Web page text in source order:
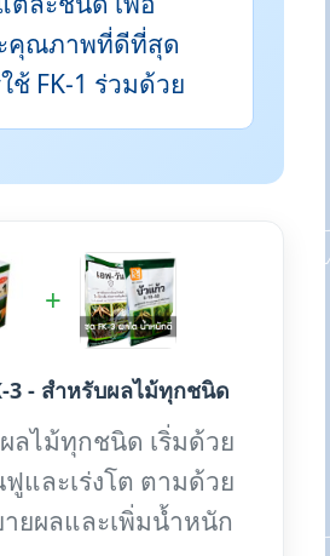
คุณภาพที่ดีที่สุด
ช้ FK-1 ร่วมด้วย
+
3 - สำหรับผลไม้ทุกชนิด
ลไม้ทุกชนิด เริ่มด้วย
ฟูและเร่งโต ตามด้วย
ายผลและเพิ่มน้ำหนัก